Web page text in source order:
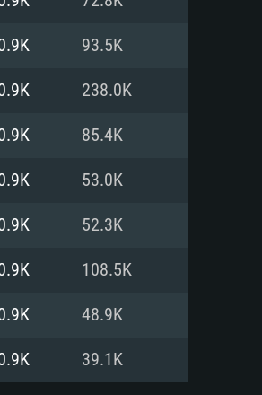
11 ou superior;
Radeon RX 570
não suportado)
superior com
equivalentes
mais
93.5K
238.0K
85.4K
53.0K
52.3K
108.5K
48.9K
39.1K